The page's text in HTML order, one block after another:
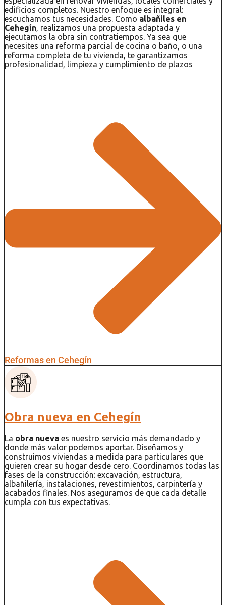
edificios completos. Nuestro enfoque es integral:
escuchamos tus necesidades. Como albañiles en
Cehegín, realizamos una propuesta adaptada y
ejecutamos la obra sin contratiempos. Ya sea que
necesites una reforma parcial de cocina o baño, o una
reforma completa de tu vivienda, te garantizamos
profesionalidad, limpieza y cumplimiento de plazos
Reformas en Cehegín
Obra nueva en Cehegín
La obra nueva es nuestro servicio más demandado y
donde más valor podemos aportar. Diseñamos y
construimos viviendas a medida para particulares que
quieren crear su hogar desde cero. Coordinamos todas las
fases de la construcción: excavación, estructura,
albañilería, instalaciones, revestimientos, carpintería y
acabados finales. Nos aseguramos de que cada detalle
cumpla con tus expectativas.